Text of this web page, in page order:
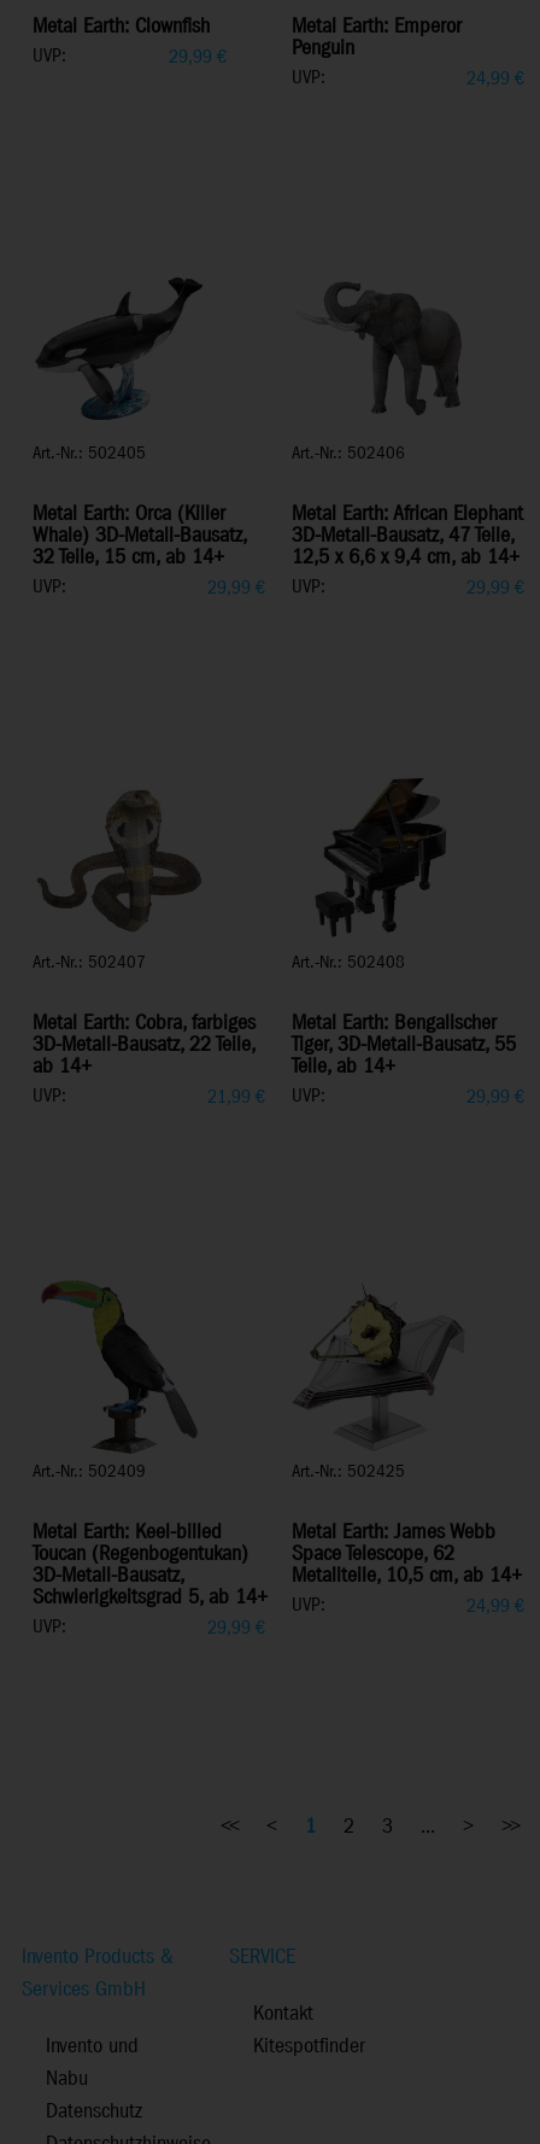
Metal Earth: Clownfish
UVP: 29,99 €
Metal Earth: Emperor
Penguin
UVP: 24,99 €
Art.-Nr.: 502405
Metal Earth: Orca (Killer
Whale) 3D-Metall-Bausatz,
32 Teile, 15 cm, ab 14+
UVP: 29,99 €
Art.-Nr.: 502406
Metal Earth: African Elephant
3D-Metall-Bausatz, 47 Teile,
12,5 x 6,6 x 9,4 cm, ab 14+
UVP: 29,99 €
Art.-Nr.: 502407
Metal Earth: Cobra, farbiges
3D-Metall-Bausatz, 22 Teile,
ab 14+
UVP: 21,99 €
Art.-Nr.: 502408
Metal Earth: Bengalischer
Tiger, 3D-Metall-Bausatz, 55
Teile, ab 14+
UVP: 29,99 €
Art.-Nr.: 502409
Metal Earth: Keel-billed
Toucan (Regenbogentukan)
3D-Metall-Bausatz,
Schwierigkeitsgrad 5, ab 14+
UVP: 29,99 €
Art.-Nr.: 502425
Metal Earth: James Webb
Space Telescope, 62
Metallteile, 10,5 cm, ab 14+
UVP: 24,99 €
<< < 1 2 3 ... > >>
Invento Products &
Services GmbH
Invento und
Nabu
Datenschutz
SERVICE
Kontakt
Kitespotfinder